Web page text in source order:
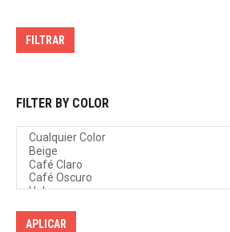
FILTRAR
FILTER BY COLOR
APLICAR